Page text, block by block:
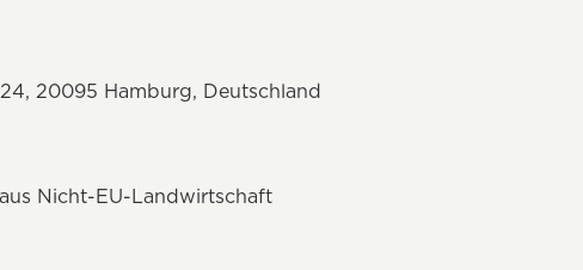
20095 Hamburg, Deutschland
Nicht-EU-Landwirtschaft